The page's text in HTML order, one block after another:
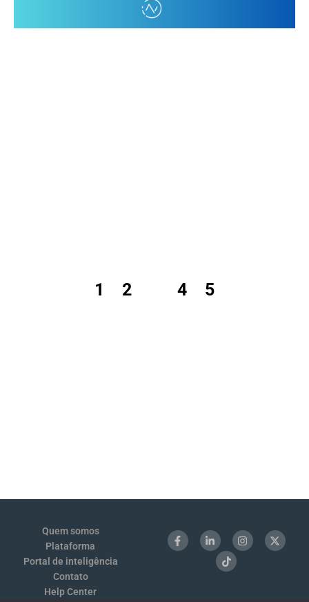
1 2 4 5
Quem somos
Plataforma
Portal de inteligência
Contato
Help Center